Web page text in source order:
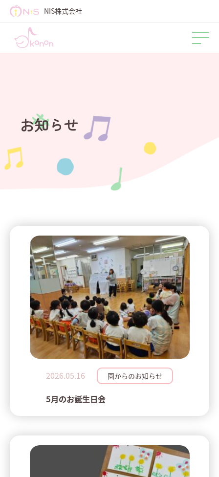
NIS株式会社
お知らせ
2026.05.16 園からのお知らせ
5月のお誕生日会